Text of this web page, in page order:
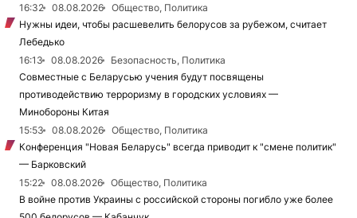
16:32
08.08.2026
Общество, Политика
Нужны идеи, чтобы расшевелить белорусов за рубежом, считает
Лебедько
16:13
08.08.2026
Безопасность, Политика
Совместные с Беларусью учения будут посвящены
противодействию терроризму в городских условиях —
Минобороны Китая
15:53
08.08.2026
Общество, Политика
Конференция "Новая Беларусь" всегда приводит к "смене политик"
— Барковский
15:22
08.08.2026
Общество, Политика
В войне против Украины с российской стороны погибло уже более